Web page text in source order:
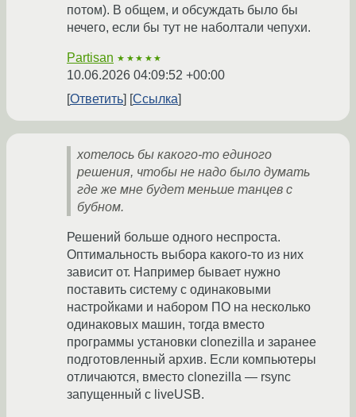
потом). В общем, и обсуждать было бы
нечего, если бы тут не наболтали чепухи.
Partisan ★★★★★
10.06.2026 04:09:52 +00:00
Ответить
Ссылка
хотелось бы какого-то единого
решения, чтобы не надо было думать
где же мне будет меньше танцев с
бубном.
Решений больше одного неспроста.
Оптимальность выбора какого-то из них
зависит от. Например бывает нужно
поставить систему с одинаковыми
настройками и набором ПО на несколько
одинаковых машин, тогда вместо
программы установки clonezilla и заранее
подготовленный архив. Если компьютеры
отличаются, вместо clonezilla — rsync
запущенный с liveUSB.